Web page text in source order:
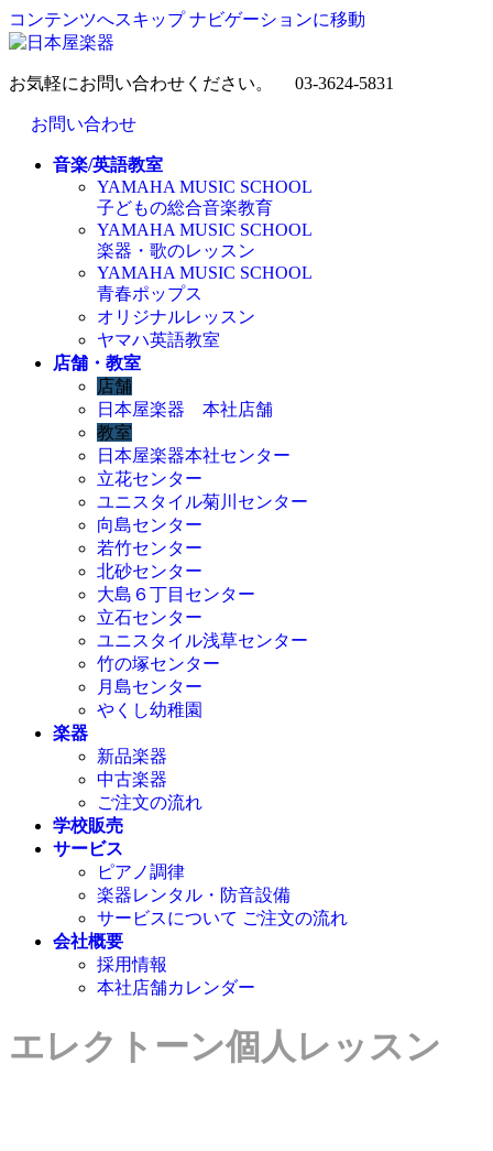
コンテンツへスキップ ナビゲーションに移動
お気軽にお問い合わせください。 03-3624-5831
お問い合わせ
音楽/英語教室
YAMAHA MUSIC SCHOOL
子どもの総合音楽教育
YAMAHA MUSIC SCHOOL
楽器・歌のレッスン
YAMAHA MUSIC SCHOOL
青春ポップス
オリジナルレッスン
ヤマハ英語教室
店舗・教室
店舗
日本屋楽器 本社店舗
教室
日本屋楽器本社センター
立花センター
ユニスタイル菊川センター
向島センター
若竹センター
北砂センター
大島６丁目センター
立石センター
ユニスタイル浅草センター
竹の塚センター
月島センター
やくし幼稚園
楽器
新品楽器
中古楽器
ご注文の流れ
学校販売
サービス
ピアノ調律
楽器レンタル・防音設備
サービスについて ご注文の流れ
会社概要
採用情報
本社店舗カレンダー
エレクトーン個人レッスン